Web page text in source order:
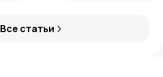
Все статьи